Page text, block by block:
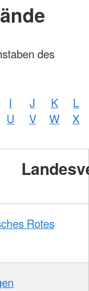
des
I J K
L
U V W
X
Rotes
Foto:
DRKS